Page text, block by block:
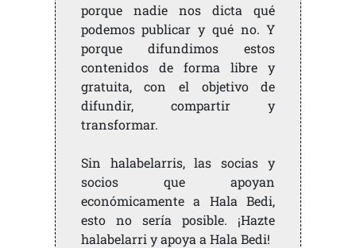
porque nadie nos dicta qué
podemos publicar y qué no. Y
porque difundimos estos
contenidos de forma libre y
gratuita, con el objetivo de
difundir, compartir y
transformar.
Sin halabelarris, las socias y
socios que apoyan
económicamente a Hala Bedi,
esto no sería posible. ¡Hazte
halabelarri y apoya a Hala Bedi!